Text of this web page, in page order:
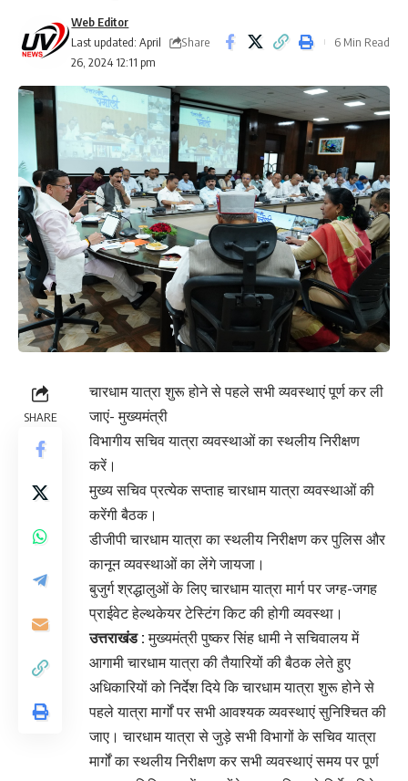
Last updated: April
26, 2024 12:11 pm
Web Editor
Share
6 Min Read
SHARE
चारधाम यात्रा शुरू होने से पहले सभी व्यवस्थाएं पूर्ण कर ली
जाएं- मुख्यमंत्री
विभागीय सचिव यात्रा व्यवस्थाओं का स्थलीय निरीक्षण
करें।
मुख्य सचिव प्रत्येक सप्ताह चारधाम यात्रा व्यवस्थाओं की
करेंगी बैठक।
डीजीपी चारधाम यात्रा का स्थलीय निरीक्षण कर पुलिस और
कानून व्यवस्थाओं का लेंगे जायजा।
बुजुर्ग श्रद्धालुओं के लिए चारधाम यात्रा मार्ग पर जग्ह-जगह
प्राईवेट हेल्थकेयर टेस्टिंग किट की होगी व्यवस्था।
उत्तराखंड : मुख्यमंत्री पुष्कर सिंह धामी ने सचिवालय में
आगामी चारधाम यात्रा की तैयारियों की बैठक लेते हुए
अधिकारियों को निर्देश दिये कि चारधाम यात्रा शुरू होने से
पहले यात्रा मार्गों पर सभी आवश्यक व्यवस्थाएं सुनिश्चित की
जाए। चारधाम यात्रा से जुड़े सभी विभागों के सचिव यात्रा
मार्गों का स्थलीय निरीक्षण कर सभी व्यवस्थाएं समय पर पूर्ण